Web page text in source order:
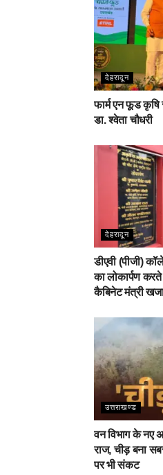
देहरादून
फार्म एन फूड कृषि
डा. श्वेता चौधरी
देहरादून
डीएवी (पीजी)
का लोकार्पण
कैबिनेट मंत्री
उत्तराखण्ड
वन विभाग के नए
राज, चीड़ बना
पर भी संकट